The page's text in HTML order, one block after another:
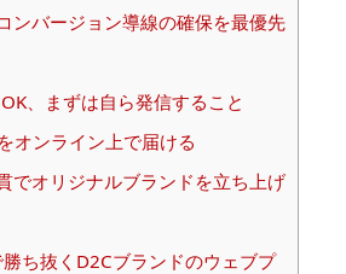
ンバージョン導線の確保を最優先
、まずは自ら発信すること
オンライン上で届ける
でオリジナルブランドを立ち上げ
勝ち抜くD2Cブランドのウェブプ